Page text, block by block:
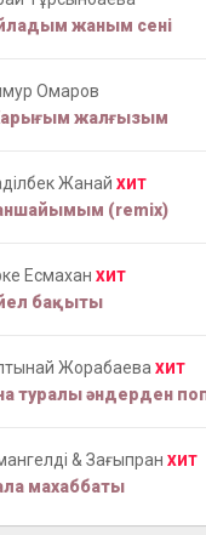
жаным сені
Омаров
жалғызым
Жанай ХИТ
(remix)
Есмахан ХИТ
бақыты
Жорабаева ХИТ
туралы әндерден
& Зағыпран ХИТ
махаббаты